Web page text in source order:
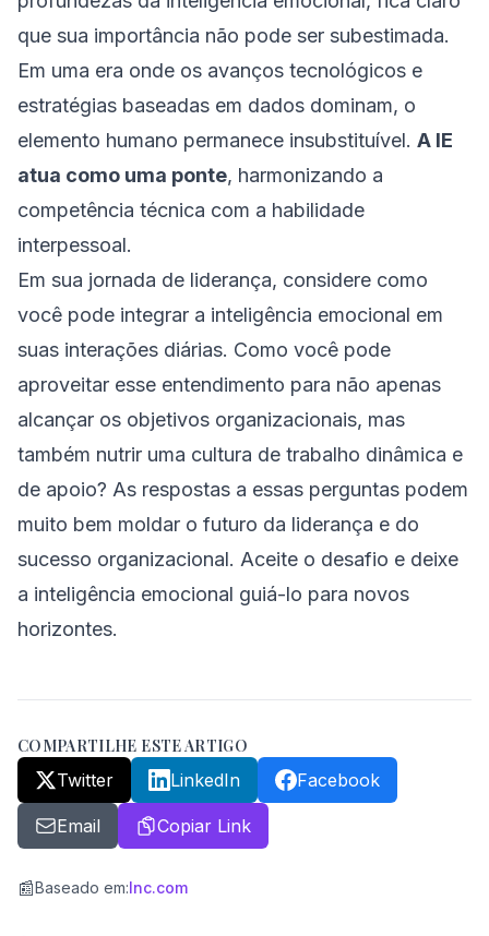
que sua importância não pode ser subestimada.
Em uma era onde os avanços tecnológicos e
estratégias baseadas em dados dominam, o
elemento humano permanece insubstituível. A IE
atua como uma ponte, harmonizando a
competência técnica com a habilidade
interpessoal.
Em sua jornada de liderança, considere como
você pode integrar a inteligência emocional em
suas interações diárias. Como você pode
aproveitar esse entendimento para não apenas
alcançar os objetivos organizacionais, mas
também nutrir uma cultura de trabalho dinâmica e
de apoio? As respostas a essas perguntas podem
muito bem moldar o futuro da liderança e do
sucesso organizacional. Aceite o desafio e deixe
a inteligência emocional guiá-lo para novos
horizontes.
COMPARTILHE ESTE ARTIGO
Twitter LinkedIn Facebook
Email Copiar Link
📰Baseado em:Inc.com